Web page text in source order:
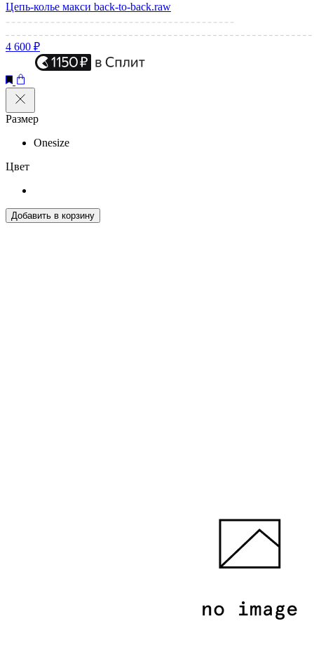
Цепь-колье макси back-to-back.raw
4 600 ₽
Размер
Onesize
Цвет
Добавить в корзину